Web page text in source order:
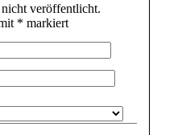
veröffentlicht.
* markiert